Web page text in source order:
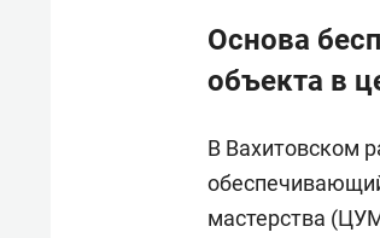
Основа
объекта в
В Вахитовском
мастерства